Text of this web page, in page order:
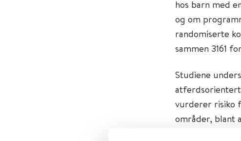
hos barn med
og om
randomiserte
sammen 3161
Studiene
vurderer risiko
områder, blant